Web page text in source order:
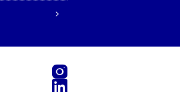
Instagram
LinkedIn